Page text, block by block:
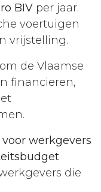
BIV per jaar.
voertuigen
vrijstelling.​
de Vlaamse
financieren,
werkgevers
die